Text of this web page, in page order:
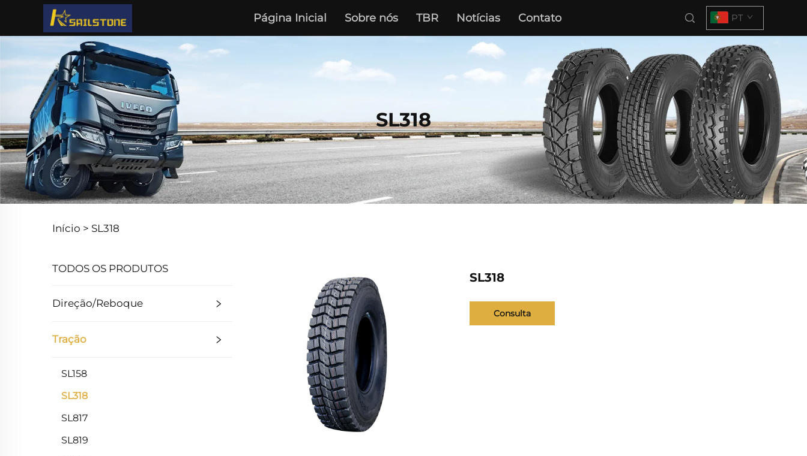
Página Inicial Sobre nós TBR Notícias Contato PT
SL318
Início > SL318
TODOS OS PRODUTOS
Direção/Reboque
Tração
SL158
SL318
SL817
SL819
SL318
Consulta